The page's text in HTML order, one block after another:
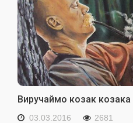
Виручаймо козак козака
03.03.2016 2681